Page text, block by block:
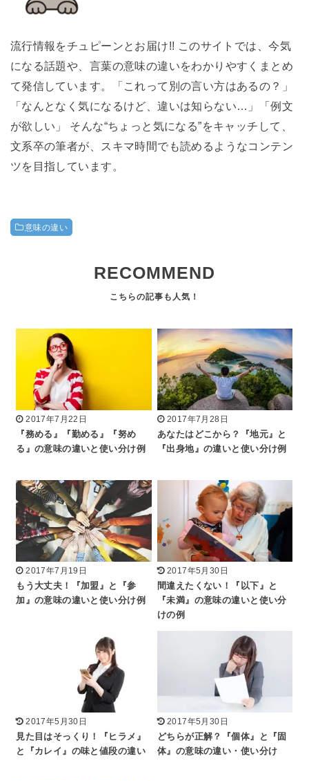
流行情報をチュピーンとお届け!! このサイトでは、今気
になる話題や、言葉の意味の違いをわかりやすくまとめ
て発信しています。「これって別の言い方はあるの？」
「なんとなく気になるけど、違いは知らない…」「例文
が欲しい」 そんな“ちょっと気になる”をキャッチして、
文系卒の筆者が、スキマ時間でも読めるようなコンテン
ツを目指しています。
意味の違い
RECOMMEND
2017年7月22日
『務める』『勤める』『努め
る』の意味の違いと使い分け例
2017年7月28日
あなたはどこから？『地元』と
『出身地』の違いと使い分け例
2017年7月19日
もう大丈夫！『加盟』と『参
加』の意味の違いと使い分け例
2017年5月30日
間違えたくない！『以下』と
『未満』の意味の違いと使い分
けの例
2017年5月30日
見た目はそっくり！『ヒラメ』
と『カレイ』の味と値段の違い
2017年5月30日
どちらが正解？『個体』と『固
体』の意味の違い・使い分け